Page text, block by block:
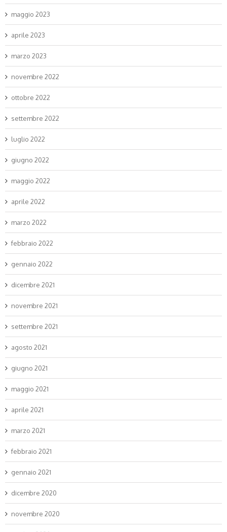
maggio 2023
aprile 2023
marzo 2023
novembre 2022
ottobre 2022
settembre 2022
luglio 2022
giugno 2022
maggio 2022
aprile 2022
marzo 2022
febbraio 2022
gennaio 2022
dicembre 2021
novembre 2021
settembre 2021
agosto 2021
giugno 2021
maggio 2021
aprile 2021
marzo 2021
febbraio 2021
gennaio 2021
dicembre 2020
novembre 2020